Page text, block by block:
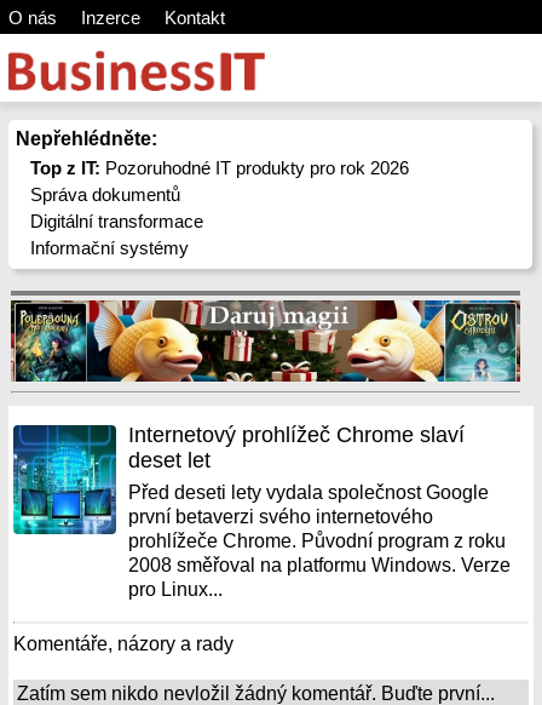
O nás Inzerce Kontakt
Nepřehlédněte:
Top z IT: Pozoruhodné IT produkty pro rok 2026
Správa dokumentů
Digitální transformace
Informační systémy
Internetový prohlížeč Chrome slaví
deset let
Před deseti lety vydala společnost Google
první betaverzi svého internetového
prohlížeče Chrome. Původní program z roku
2008 směřoval na platformu Windows. Verze
pro Linux...
Komentáře, názory a rady
Zatím sem nikdo nevložil žádný komentář. Buďte první...